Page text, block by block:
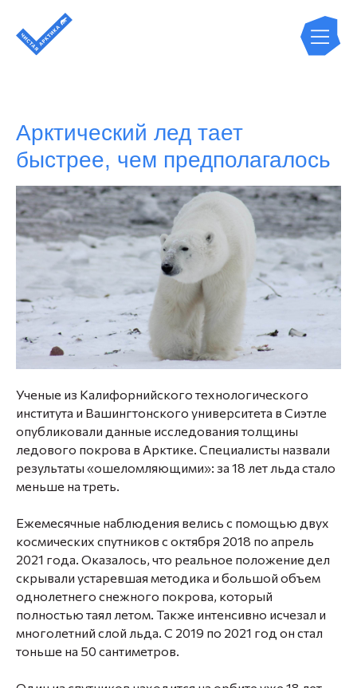
Арктический лед тает
быстрее, чем предполагалось
Ученые из Калифорнийского технологического
института и Вашингтонского университета в Сиэтле
опубликовали данные исследования толщины
ледового покрова в Арктике. Специалисты назвали
результаты «ошеломляющими»: за 18 лет льда стало
меньше на треть.
Ежемесячные наблюдения велись с помощью двух
космических спутников с октября 2018 по апрель
2021 года. Оказалось, что реальное положение дел
скрывали устаревшая методика и большой объем
однолетнего снежного покрова, который
полностью таял летом. Также интенсивно исчезал и
многолетний слой льда. С 2019 по 2021 год он стал
тоньше на 50 сантиметров.